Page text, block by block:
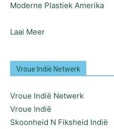
Moderne Plastiek Amerika
Laai Meer
Vroue Indië Netwerk
Vroue Indië Netwerk
Vroue Indië
Skoonheid N Fiksheid Indië